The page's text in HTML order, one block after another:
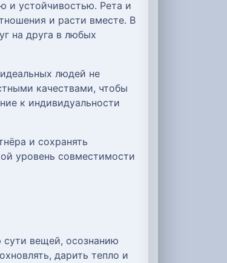
и устойчивостью. Рета и
и расти вместе. В
на друга в любых
людей не
качествами, чтобы
к индивидуальности
и сохранять
уровень совместимости
сути вещей, осознанию
дарить тепло и